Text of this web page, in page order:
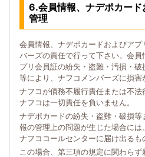
6.会員情報、ナデポカー
管理
会員情報、ナデポカードおよびア
バーズの責任で行って下さい。会
プリ会員証の紛失・盗難・汚損・
等により、ナフコメンバーズに損害
ナフコが債務不履行責任または不法
ナフコは一切責任を負いません。
ナデポカードの紛失・盗難・破損
報の管理上の問題が生じた場合に
ナフココールセンターに届け出るも
この場合、第三項の規定に関わら